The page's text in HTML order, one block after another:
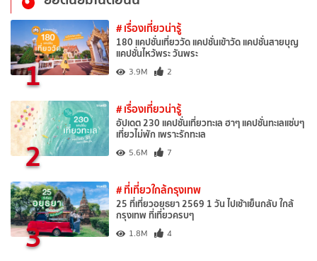
1
# เรื่องเที่ยวน่ารู้
180 แคปชั่นเที่ยววัด แคปชั่นเข้าวัด แคปชั่นสายบุญ
แคปชั่นไหว้พระ วันพระ
3.9M 2
2
# เรื่องเที่ยวน่ารู้
อัปเดต 230 แคปชั่นเที่ยวทะเล ฮาๆ แคปชั่นทะเลแซ่บๆ
เที่ยวไม่พัก เพราะรักทะเล
5.6M 7
3
# ที่เที่ยวใกล้กรุงเทพ
25 ที่เที่ยวอยุธยา 2569 1 วัน ไปเช้าเย็นกลับ ใกล้
กรุงเทพ ที่เที่ยวครบๆ
1.8M 4